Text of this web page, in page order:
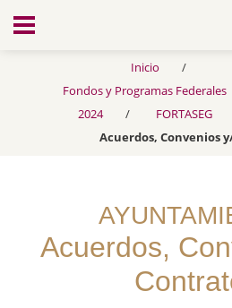
Transparencia
Inicio
Fondos y Programas Federales
2024
FORTASEG
Acuerdos, Convenios
Acuerdos,